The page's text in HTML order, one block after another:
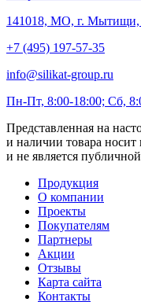
141018, МО, г. Мытищи,
+7 (495) 197-57-35
info@silikat-group.ru
Пн-Пт, 8:00-18:00; Сб,
Представленная на
и наличии товара
и не является
Продукция
О компании
Проекты
Покупателям
Партнеры
Акции
Отзывы
Карта сайта
Контакты